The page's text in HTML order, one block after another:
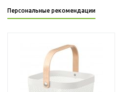
Персональные рекомендации